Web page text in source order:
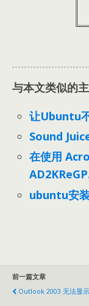
与本文类似的主
让Ubuntu
Sound
在使用
ubuntu安
前一篇文章
Outlook 2003 无法显